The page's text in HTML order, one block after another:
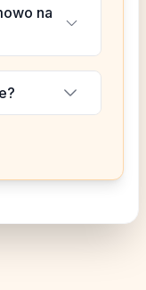
na